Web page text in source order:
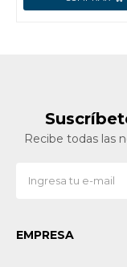
Recibe todas las
EMPRESA